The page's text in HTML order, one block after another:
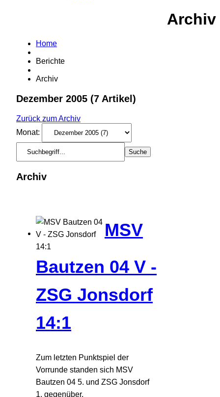
Archiv
Home
Berichte
Archiv
Dezember 2005 (7 Artikel)
Zurück zum Archiv
Monat:
Archiv
MSV
Bautzen 04 V -
ZSG Jonsdorf
14:1
Zum letzten Punktspiel der
Vorrunde standen sich MSV
Bautzen 04 5. und ZSG Jonsdorf
1. gegenüber.